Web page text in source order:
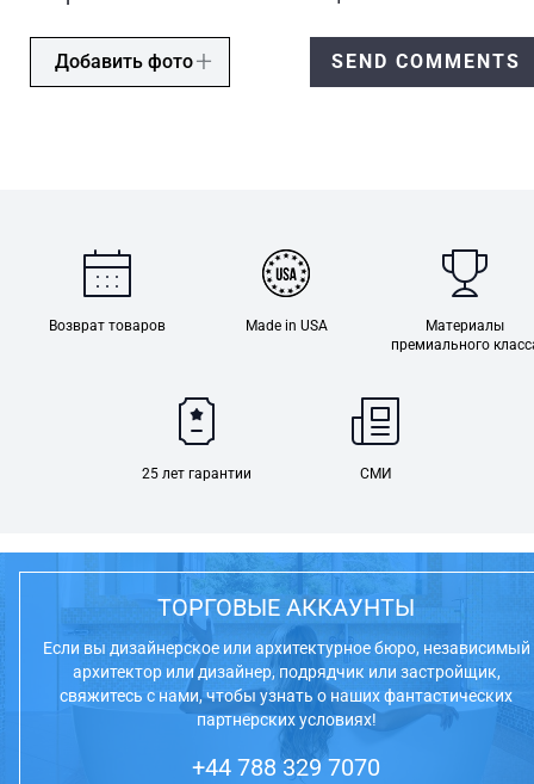
Добавить фото SEND COMMENTS
Возврат товаров Made in USA
Материалы
премиального
25 лет гарантии СМИ
ТОРГОВЫЕ АККАУНТЫ
Если вы дизайнерское или архитектурное бюро, независимый
архитектор или дизайнер, подрядчик или застройщик,
свяжитесь с нами, чтобы узнать о наших фантастических
партнерских условиях!
+44 788 329 7070